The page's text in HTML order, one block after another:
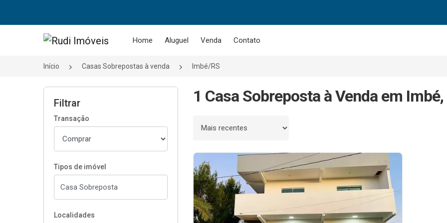
Página inicial Home Aluguel Venda Contato
Início Casas Sobrepostas à venda Imbé/RS
Filtrar
Transação
Tipos de imóvel
Localidades
1 Casa Sobreposta à Venda em Imbé,
Ordenar por